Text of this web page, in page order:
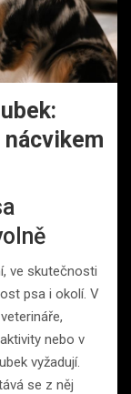
ve skutečnosti
psa i okolí. V
nebo v
vyžadují.
se z něj